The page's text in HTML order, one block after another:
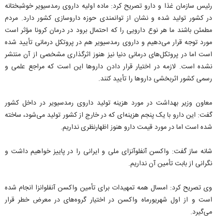
رئیس سازمان غذا و دارو تصریح کرد: ماده اولیه داروی رمدسیویر خوشبختانه
در کشور تولید شده و نشان از توانمندی حوزه داروسازی کشور دارد. مردم
مطمئن باشند ما هر نوع دارویی را که احتمال برود در درمان کرونا مؤثر است
مورد توجه قرار می‌دهیم و داروی رمدسیویر هم در پروتکل درمانی تأیید شده
است اما در پروتکل‌های درمانی دنیا نیز هنوز اثرگذاری مشخصی از آن منتشر
نشده است. لازمه در اختیار قرار دادن داروها این است که مراجع علمی و
رسمی کشور اثربخشی داروها را تأیید کنند.
معاون وزیر بهداشت در مورد هزینه تولید داروی رمدسیویر در داخل کشور
گفت: این دارو با یک پنجم هزینه‌ای که در خارج از کشور تولید می‌شود، ساخته
شده است اما در مورد قیمت دارو هنوز اظهارنظری نداریم.
شانه ساز گفت: واکسن آنفلوآنزای ملی و ایرانی را در پاییز خواهیم داشت و
نگرانی از بابت تأمین آن نداریم.
وی تصریح کرد: امسال همه تمهیدات برای تأمین واکسن آنفلوانزا انجام شده
است و از اول شهریورماه واکسن در اختیار گروه‌های در معرض خطر قرار
می‌گیرد.